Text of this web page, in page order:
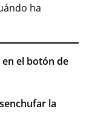
ha
en el botón de
la